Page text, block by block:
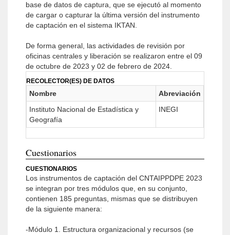
base de datos de captura, que se ejecutó al momento
de cargar o capturar la última versión del instrumento
de captación en el sistema IKTAN.
De forma general, las actividades de revisión por
oficinas centrales y liberación se realizaron entre el 09
de octubre de 2023 y 02 de febrero de 2024.
RECOLECTOR(ES) DE DATOS
Nombre
Abreviación
Instituto Nacional de Estadística y
Geografía
INEGI
Cuestionarios
CUESTIONARIOS
Los instrumentos de captación del CNTAIPPDPE 2023
se integran por tres módulos que, en su conjunto,
contienen 185 preguntas, mismas que se distribuyen
de la siguiente manera:
-Módulo 1. Estructura organizacional y recursos (se